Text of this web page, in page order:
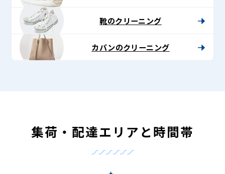
靴のクリーニング
カバンのクリーニング
集荷・配達エリアと時間帯